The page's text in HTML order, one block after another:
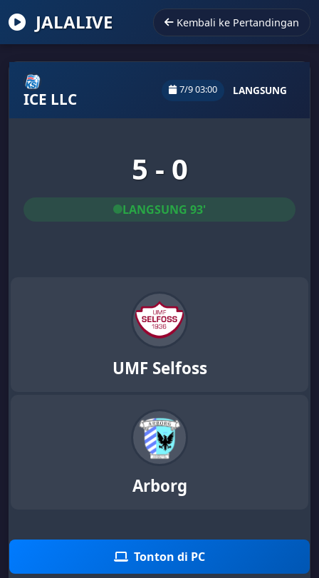
JALALIVE Kembali ke Pertandingan
ICE LLC
7/9 03:00 LANGSUNG
UMF Selfoss
5 - 0
LANGSUNG 93'
Arborg
Tonton di PC